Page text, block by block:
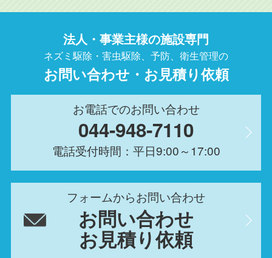
法人・事業主様の施設専門
ネズミ駆除・害虫駆除、予防、衛生管理の
お問い合わせ・お見積り依頼
お電話でのお問い合わせ
044-948-7110
電話受付時間：平日9:00～17:00
フォームからお問い合わせ
お問い合わせ
お見積り依頼